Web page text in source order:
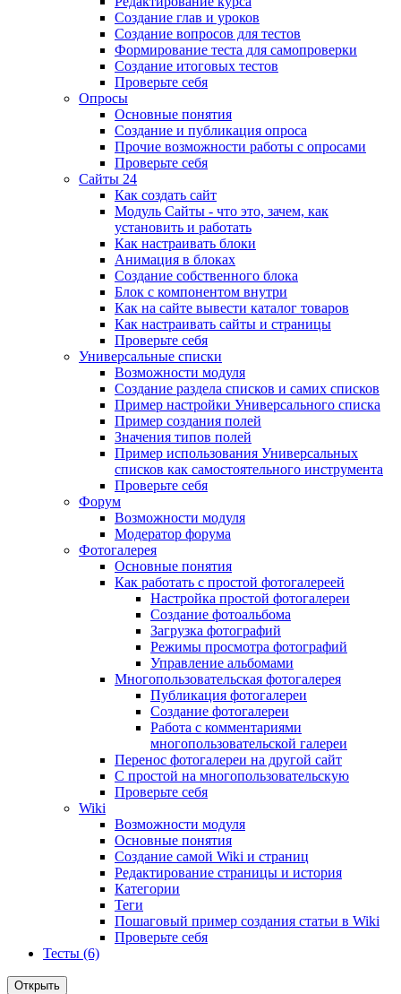
Создание глав и уроков
Создание вопросов для тестов
Формирование теста для самопроверки
Создание итоговых тестов
Проверьте себя
Опросы
Основные понятия
Создание и публикация опроса
Прочие возможности работы с опросами
Проверьте себя
Сайты 24
Как создать сайт
Модуль Сайты - что это, зачем, как
установить и работать
Как настраивать блоки
Анимация в блоках
Создание собственного блока
Блок с компонентом внутри
Как на сайте вывести каталог товаров
Как настраивать сайты и страницы
Проверьте себя
Универсальные списки
Возможности модуля
Создание раздела списков и самих списков
Пример настройки Универсального списка
Пример создания полей
Значения типов полей
Пример использования Универсальных
списков как самостоятельного инструмента
Проверьте себя
Форум
Возможности модуля
Модератор форума
Фотогалерея
Основные понятия
Как работать с простой фотогалереей
Настройка простой фотогалереи
Создание фотоальбома
Загрузка фотографий
Режимы просмотра фотографий
Управление альбомами
Многопользовательская фотогалерея
Публикация фотогалереи
Создание фотогалереи
Работа с комментариями
многопользовательской галереи
Перенос фотогалереи на другой сайт
С простой на многопользовательскую
Проверьте себя
Wiki
Возможности модуля
Основные понятия
Создание самой Wiki и страниц
Редактирование страницы и история
Категории
Теги
Пошаговый пример создания статьи в Wiki
Проверьте себя
Тесты (6)
Открыть